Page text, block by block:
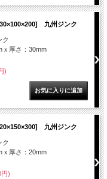
九州ジンク
ｘ厚さ：30mm
)
九州ジンク
ｘ厚さ：20mm
)